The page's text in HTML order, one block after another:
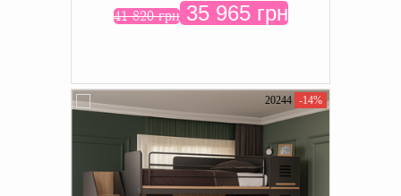
41 820 грн35 965 грн
20244 -14%